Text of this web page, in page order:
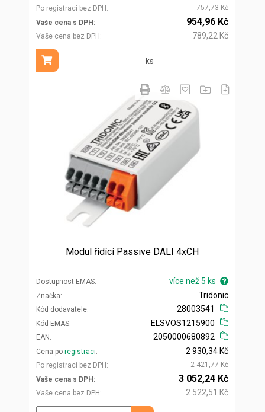
Po registraci bez DPH
757,73 Kč
Vaše cena s DPH
Vaše cena bez DPH
954,96 Kč
789,22 Kč
ks
Přidat do košíku
Modul řídící Passive DALI 4xCH
Dostupnost EMAS více než 5 ks
Značka
Kód dodavatele
Tridonic
28003541
Kód EMAS
EAN
ELSVOS1215900
2050000680892
Cena po registraci
Po registraci bez DPH
2 930,34 Kč
2 421,77 Kč
Vaše cena s DPH
Vaše cena bez DPH
3 052,24 Kč
2 522,51 Kč